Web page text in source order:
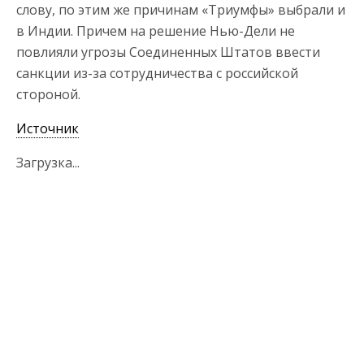
слову, по этим же причинам «Триумфы» выбрали и
в Индии. Причем на решение Нью-Дели не
повлияли угрозы Соединенных Штатов ввести
санкции из-за сотрудничества с российской
стороной.
Источник
Загрузка...